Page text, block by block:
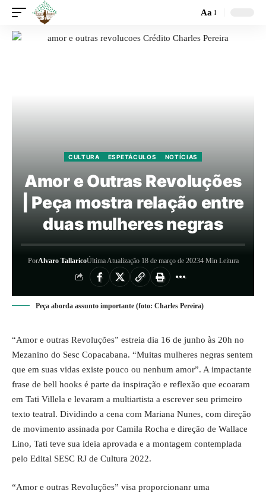
Aa
CULTURA ESPETÁCULOS NOTÍCIAS
Amor e Outras Revoluções
| Peça mostra relação entre
duas mulheres negras
PorAlvaro TallaricoÚltima Atualização 18 de março de 20234 Min Leitura
Peça aborda assunto importante (foto: Charles Pereira)
“Amor e outras Revoluções” estreia dia 16 de junho às 20h no
Mezanino do Sesc Copacabana. “Muitas mulheres negras sentem
que em suas vidas existe pouco ou nenhum amor”. A impactante
frase de bell hooks é parte da inspiração e reflexão que ecoaram
em Tati Villela e levaram a multiartista a escrever seu primeiro
texto teatral. Dividindo a cena com Mariana Nunes, com direção
de movimento assinada por Camila Rocha e direção de Wallace
Lino, Tati teve sua ideia aprovada e a montagem contemplada
pelo Edital SESC RJ de Cultura 2022.
“Amor e outras Revoluções” visa proporcionanr uma